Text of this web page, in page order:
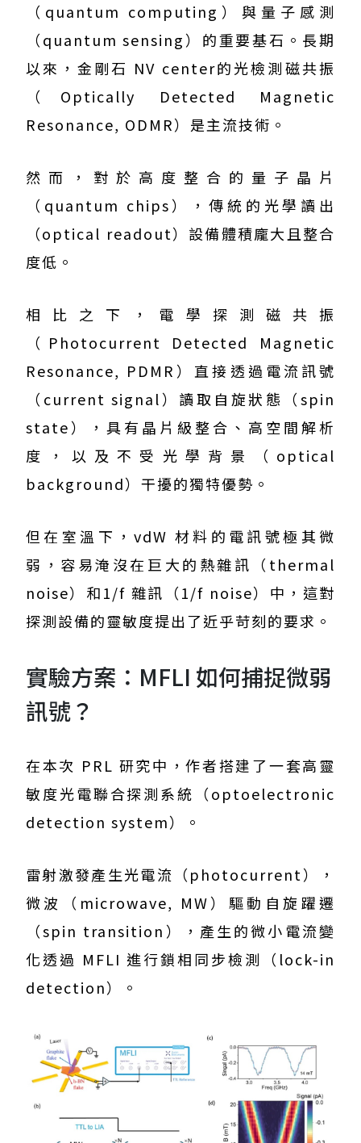
（quantum computing）與量子感測
（quantum sensing）的重要基石。長期
以來，金剛石 NV center的光檢測磁共振
（Optically Detected Magnetic
Resonance, ODMR）是主流技術。
然而，對於高度整合的量子晶片
（quantum chips），傳統的光學讀出
（optical readout）設備體積龐大且整合
度低。
相比之下，電學探測磁共振
（Photocurrent Detected Magnetic
Resonance, PDMR）直接透過電流訊號
（current signal）讀取自旋狀態（spin
state），具有晶片級整合、高空間解析
度，以及不受光學背景（optical
background）干擾的獨特優勢。
但在室溫下，vdW 材料的電訊號極其微
弱，容易淹沒在巨大的熱雜訊（thermal
noise）和1/f 雜訊（1/f noise）中，這對
探測設備的靈敏度提出了近乎苛刻的要求。
實驗方案：MFLI 如何捕捉微弱
訊號？
在本次 PRL 研究中，作者搭建了一套高靈
敏度光電聯合探測系統（optoelectronic
detection system）。
雷射激發產生光電流（photocurrent），
微波（microwave, MW）驅動自旋躍遷
（spin transition），產生的微小電流變
化透過 MFLI 進行鎖相同步檢測（lock-in
detection）。